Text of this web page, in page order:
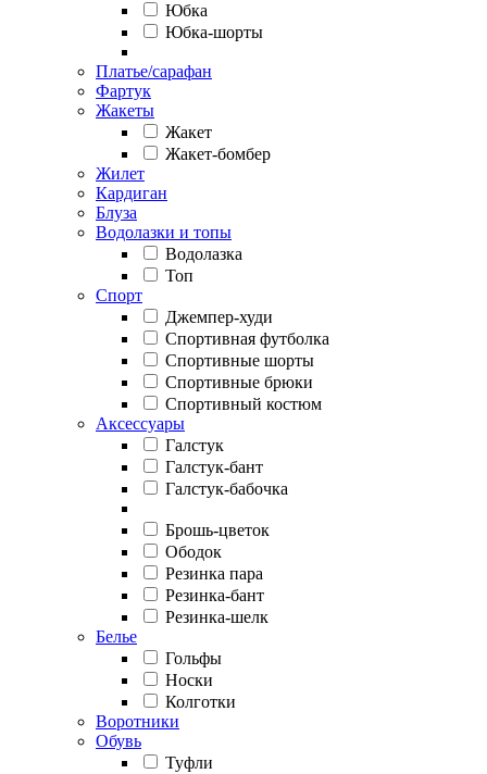
Юбка
Юбка-шорты
Платье/сарафан
Фартук
Жакеты
Жакет
Жакет-бомбер
Жилет
Кардиган
Блуза
Водолазки и топы
Водолазка
Топ
Спорт
Джемпер-худи
Спортивная футболка
Спортивные шорты
Спортивные брюки
Спортивный костюм
Аксессуары
Галстук
Галстук-бант
Галстук-бабочка
Брошь-цветок
Ободок
Резинка пара
Резинка-бант
Резинка-шелк
Белье
Гольфы
Носки
Колготки
Воротники
Обувь
Туфли